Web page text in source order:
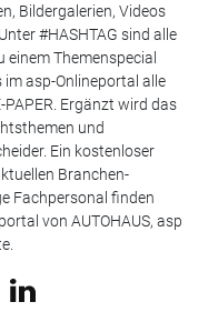
Bildergalerien, Videos
#HASHTAG sind alle
Themenspecial
asp-Onlineportal alle
Ergänzt wird das
und
Ein kostenloser
Branchen-
Fachpersonal finden
von AUTOHAUS, asp